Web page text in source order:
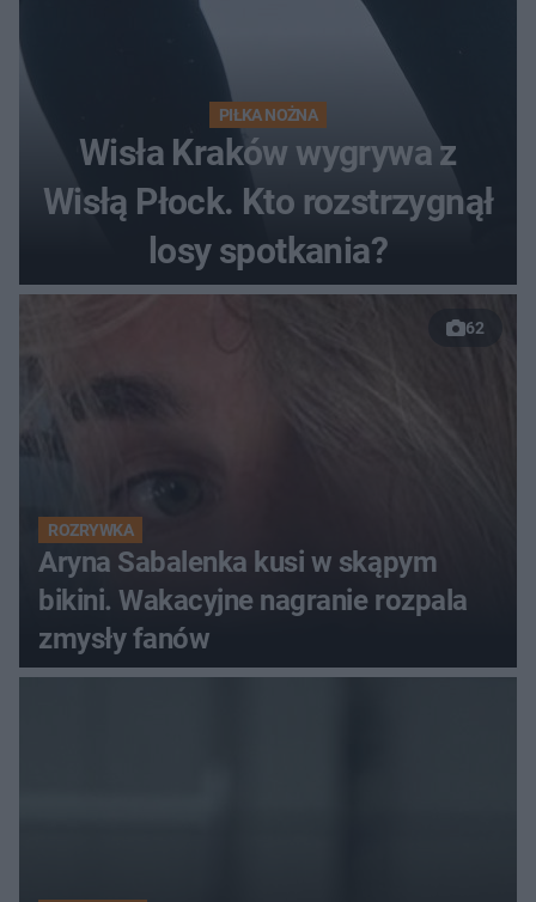
PIŁKA NOŻNA
Wisła Kraków wygrywa z
Wisłą Płock. Kto rozstrzygnął
losy spotkania?
62
ROZRYWKA
Aryna Sabalenka kusi w skąpym
bikini. Wakacyjne nagranie rozpala
zmysły fanów